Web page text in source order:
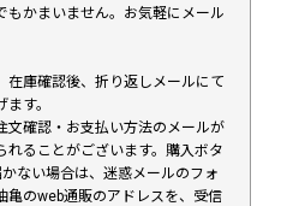
もかまいません。お気軽にメール
在庫確認後、折り返しメールにて
す。
確認・お支払い方法のメールが
ることがございます。購入ボタ
ない場合は、迷惑メールのフォ
亀のweb通販のアドレスを、受信